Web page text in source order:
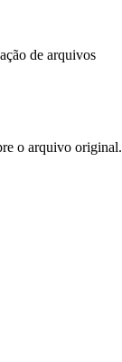
de arquivos
o arquivo original.